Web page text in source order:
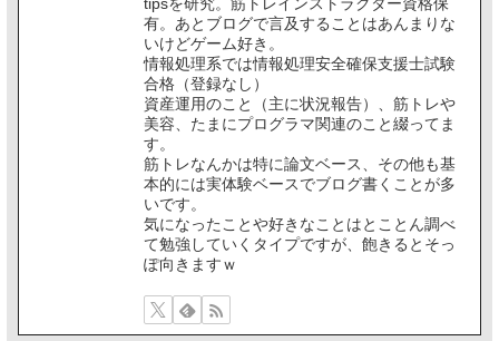
有。あとブログで言及することはあんまりな
いけどゲーム好き。
情報処理系では情報処理安全確保支援士試験
合格（登録なし）
資産運用のこと（主に状況報告）、筋トレや
美容、たまにプログラマ関連のこと綴ってま
す。
筋トレなんかは特に論文ベース、その他も基
本的には実体験ベースでブログ書くことが多
いです。
気になったことや好きなことはとことん調べ
て勉強していくタイプですが、飽きるとそっ
ぽ向きますｗ